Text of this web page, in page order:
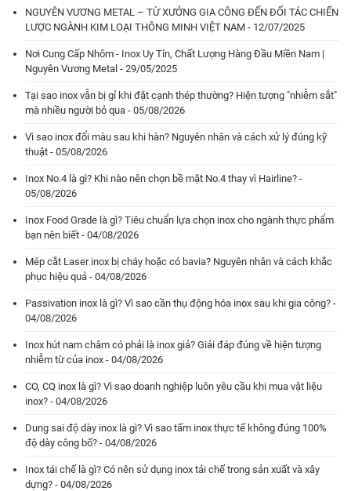
NGUYÊN VƯƠNG METAL – TỪ XƯỞNG GIA CÔNG ĐẾN ĐỐI TÁC CHIẾN
LƯỢC NGÀNH KIM LOẠI THÔNG MINH VIỆT NAM - 12/07/2025
Nơi Cung Cấp Nhôm - Inox Uy Tín, Chất Lượng Hàng Đầu Miền Nam |
Nguyên Vương Metal - 29/05/2025
Tại sao inox vẫn bị gỉ khi đặt cạnh thép thường? Hiện tượng "nhiễm sắt"
mà nhiều người bỏ qua - 05/08/2026
Vì sao inox đổi màu sau khi hàn? Nguyên nhân và cách xử lý đúng kỹ
thuật - 05/08/2026
Inox No.4 là gì? Khi nào nên chọn bề mặt No.4 thay vì Hairline? -
05/08/2026
Inox Food Grade là gì? Tiêu chuẩn lựa chọn inox cho ngành thực phẩm
bạn nên biết - 04/08/2026
Mép cắt Laser inox bị cháy hoặc có bavia? Nguyên nhân và cách khắc
phục hiệu quả - 04/08/2026
Passivation inox là gì? Vì sao cần thụ động hóa inox sau khi gia công? -
04/08/2026
Inox hút nam châm có phải là inox giả? Giải đáp đúng về hiện tượng
nhiễm từ của inox - 04/08/2026
CO, CQ inox là gì? Vì sao doanh nghiệp luôn yêu cầu khi mua vật liệu
inox? - 04/08/2026
Dung sai độ dày inox là gì? Vì sao tấm inox thực tế không đúng 100%
độ dày công bố? - 04/08/2026
Inox tái chế là gì? Có nên sử dụng inox tái chế trong sản xuất và xây
dựng? - 04/08/2026